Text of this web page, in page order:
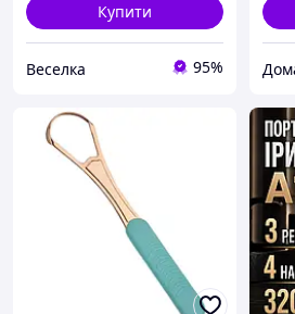
Купити
Веселка 95%